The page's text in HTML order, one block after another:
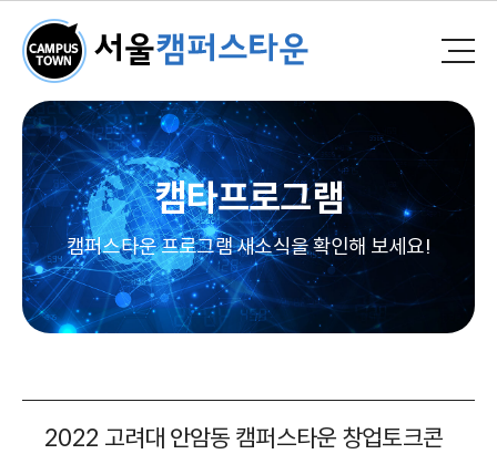
캠타프로그램
캠퍼스타운 프로그램 새소식을 확인해 보세요!
2022 고려대 안암동 캠퍼스타운 창업토크콘